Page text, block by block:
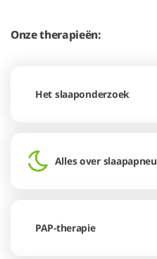
Onze therapieën:
Het slaaponderzoek
Alles over slaapapneu
PAP-therapie